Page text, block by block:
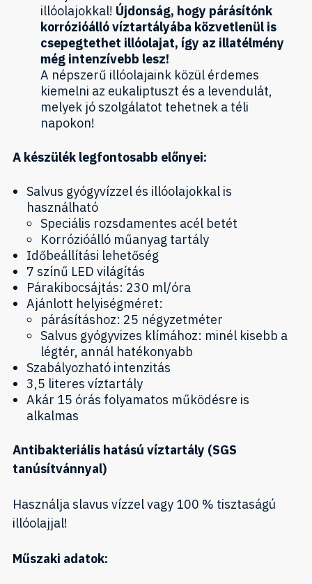
illóolajokkal! Újdonság, hogy párásítónk
korrózióálló víztartályába közvetlenül is
csepegtethet illóolajat, így az illatélmény
még intenzívebb lesz!
A népszerű illóolajaink közül érdemes
kiemelni az eukaliptuszt és a levendulát,
melyek jó szolgálatot tehetnek a téli
napokon!
A készülék legfontosabb előnyei:
Salvus gyógyvízzel és illóolajokkal is
használható
Speciális rozsdamentes acél betét
Korrózióálló műanyag tartály
Időbeállítási lehetőség
7 színű LED világítás
Párakibocsájtás: 230 ml/óra
Ajánlott helyiségméret:
párásításhoz: 25 négyzetméter
Salvus gyógyvizes klímához: minél kisebb a
légtér, annál hatékonyabb
Szabályozható intenzitás
3,5 literes víztartály
Akár 15 órás folyamatos működésre is
alkalmas
Antibakteriális hatású víztartály (SGS
tanúsítvánnyal)
Használja slavus vízzel vagy 100 % tisztaságú
illóolajjal!
Műszaki adatok: